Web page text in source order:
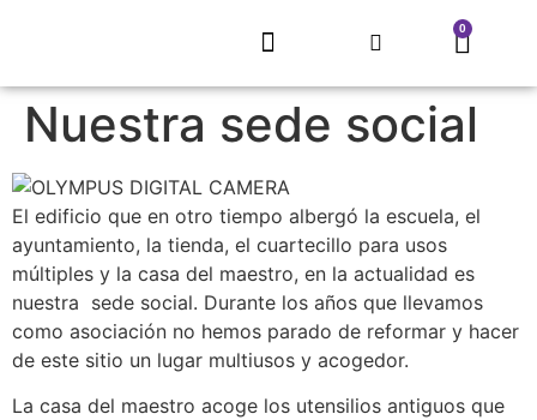
0
Nuestra sede social
El edificio que en otro tiempo albergó la escuela, el
ayuntamiento, la tienda, el cuartecillo para usos
múltiples y la casa del maestro, en la actualidad es
nuestra sede social. Durante los años que llevamos
como asociación no hemos parado de reformar y hacer
de este sitio un lugar multiusos y acogedor.
La casa del maestro acoge los utensilios antiguos que